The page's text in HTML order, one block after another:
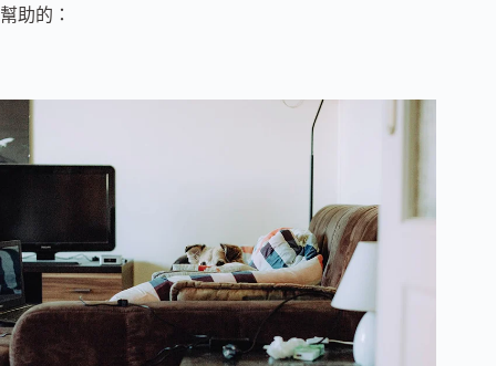
幫助的：